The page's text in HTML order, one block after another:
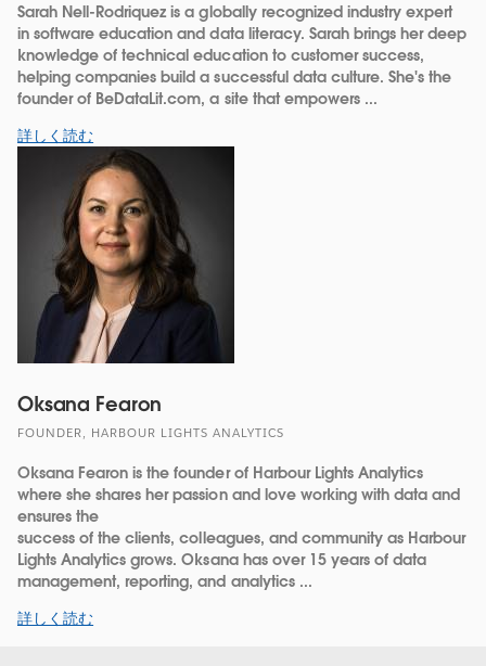
Sarah Nell-Rodriquez is a globally recognized industry expert
in software education and data literacy. Sarah brings her deep
knowledge of technical education to customer success,
helping companies build a successful data culture. She's the
founder of BeDataLit.com, a site that empowers ...
詳しく読む
Oksana Fearon
FOUNDER, HARBOUR LIGHTS ANALYTICS
Oksana Fearon is the founder of Harbour Lights Analytics
where she shares her passion and love working with data and
ensures the
success of the clients, colleagues, and community as Harbour
Lights Analytics grows. Oksana has over 15 years of data
management, reporting, and analytics ...
詳しく読む